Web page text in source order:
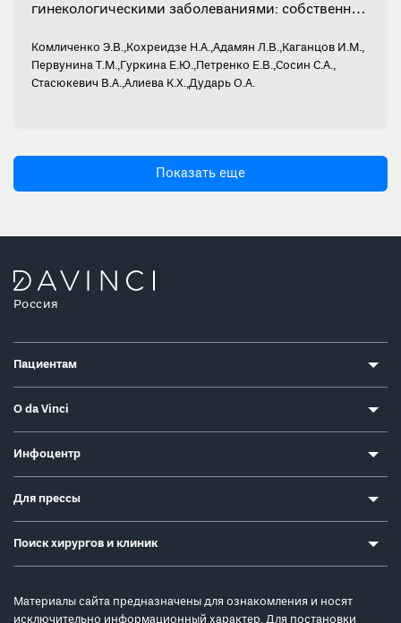
гинекологическими заболеваниями: собственные
Комличенко Э.В.,Кохреидзе Н.А.,Адамян Л.В.,Каганцов И.М.,
Первунина Т.М.,Гуркина Е.Ю.,Петренко Е.В.,Сосин С.А.,
Стасюкевич В.А.,Алиева К.Х.,Дударь О.А.
Показать еще
Россия
Пациентам
О da Vinci
Инфоцентр
Для прессы
Поиск хирургов и клиник
Материалы сайта предназначены для ознакомления и носят